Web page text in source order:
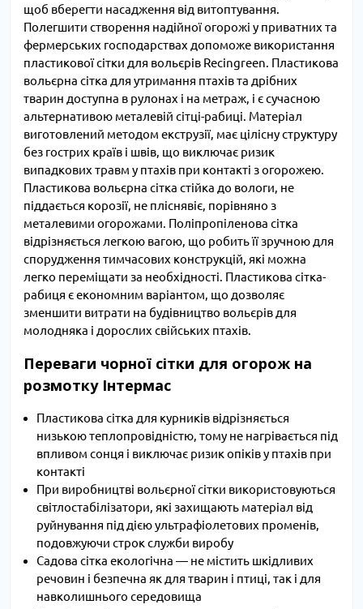
щоб вберегти насадження від витоптування.
Полегшити створення надійної огорожі у приватних та
фермерських господарствах допоможе використання
пластикової сітки для вольєрів Recingreen. Пластикова
вольєрна сітка для утримання птахів та дрібних
тварин доступна в рулонах і на метраж, і є сучасною
альтернативою металевій сітці-рабиці. Матеріал
виготовлений методом екструзії, має цілісну структуру
без гострих країв і швів, що виключає ризик
випадкових травм у птахів при контакті з огорожею.
Пластикова вольєрна сітка стійка до вологи, не
піддається корозії, не пліснявіє, порівняно з
металевими огорожами. Поліпропіленова сітка
відрізняється легкою вагою, що робить її зручною для
спорудження тимчасових конструкцій, які можна
легко переміщати за необхідності. Пластикова сітка-
рабиця є економним варіантом, що дозволяє
зменшити витрати на будівництво вольєрів для
молодняка і дорослих свійських птахів.
Переваги чорної сітки для огорож на
розмотку Інтермас
Пластикова сітка для курників відрізняється
низькою теплопровідністю, тому не нагрівається під
впливом сонця і виключає ризик опіків у птахів при
контакті
При виробництві вольєрної сітки використовуються
світлостабілізатори, які захищають матеріал від
руйнування під дією ультрафіолетових променів,
подовжуючи строк служби виробу
Садова сітка екологічна — не містить шкідливих
речовин і безпечна як для тварин і птиці, так і для
навколишнього середовища